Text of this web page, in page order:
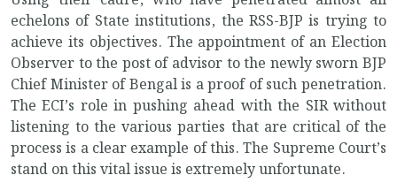
echelons of State institutions, the RSS-BJP is trying to
achieve its objectives. The appointment of an Election
Observer to the post of advisor to the newly sworn BJP
Chief Minister of Bengal is a proof of such penetration.
The ECI’s role in pushing ahead with the SIR without
listening to the various parties that are critical of the
process is a clear example of this. The Supreme Court’s
stand on this vital issue is extremely unfortunate.